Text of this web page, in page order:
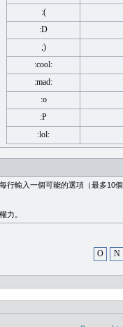
:(
:D
;)
:cool:
:mad:
:o
:P
:lol:
輸入一個可能的選項（最多10
力。
O N